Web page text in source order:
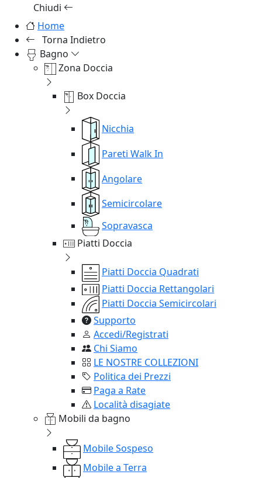
Chiudi
Home
Torna Indietro
Bagno
Zona Doccia
Box Doccia
Nicchia
Pareti Walk In
Angolare
Semicircolare
Sopravasca
Piatti Doccia
Piatti Doccia Quadrati
Piatti Doccia Rettangolari
Piatti Doccia Semicircolari
Supporto
Accedi/Registrati
Chi Siamo
LE NOSTRE COLLEZIONI
Politica dei Prezzi
Paga a Rate
Località disagiate
Mobili da bagno
Mobile Sospeso
Mobile a Terra